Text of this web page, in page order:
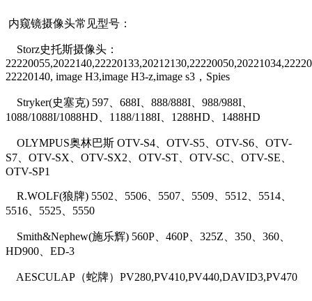
内窥镜摄像头常见型号：
Storz史托斯摄像头：
22220140, image H3,image H3-z,image s3，Spies
Stryker(史塞克) 597、688I、888/888I、988/988I、
1088/1088I/1088HD、1188/1188I、1288HD、1488HD
OLYMPUS奥林巴斯 OTV-S4、OTV-S5、OTV-S6、OTV-
S7、OTV-SX、OTV-SX2、OTV-ST、OTV-SC、OTV-SE、
OTV-SP1
R.WOLF(狼牌) 5502、5506、5507、5509、5512、5514、
5516、5525、5550
Smith&Nephew(施乐辉) 560P、460P、325Z、350、360、
HD900、ED-3
AESCULAP（蛇牌）PV280,PV410,PV440,DAVID3,PV470